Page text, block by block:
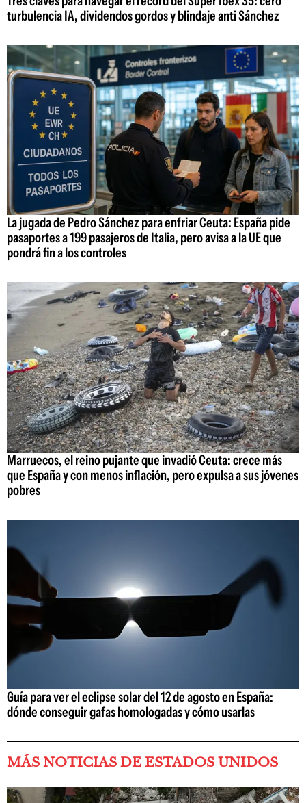
turbulencia IA, dividendos gordos y blindaje anti Sánchez
La jugada de Pedro Sánchez para enfriar Ceuta: España pide
pasaportes a 199 pasajeros de Italia, pero avisa a la UE que
pondrá fin a los controles
Marruecos, el reino pujante que invadió Ceuta: crece más
que España y con menos inflación, pero expulsa a sus jóvenes
pobres
Guía para ver el eclipse solar del 12 de agosto en España:
dónde conseguir gafas homologadas y cómo usarlas
MÁS NOTICIAS DE ESTADOS UNIDOS